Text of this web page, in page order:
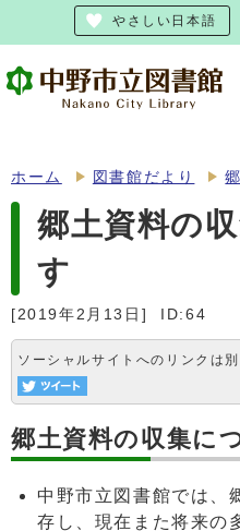
やさしい日本語
ホーム 図書館だより
郷土資料の
す
[2019年2月13日] ID:64
ソーシャルサイトへのリンクは
郷土資料の収集に
中野市立図書館では、
存し、現在また将来の